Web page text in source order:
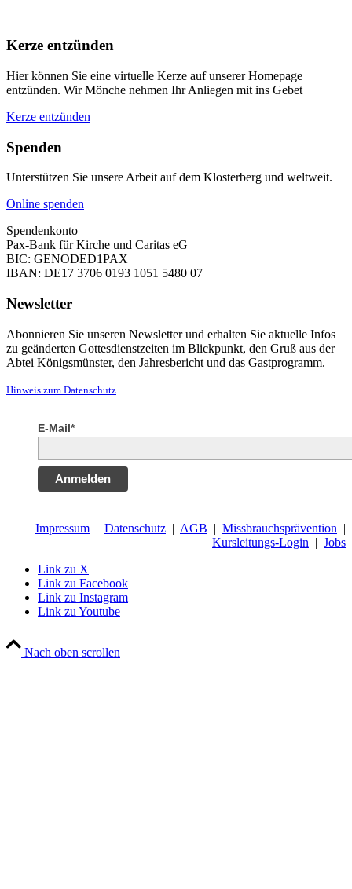
Kerze entzünden
Hier können Sie eine virtuelle Kerze auf unserer Homepage
entzünden. Wir Mönche nehmen Ihr Anliegen mit ins Gebet
Kerze entzünden
Spenden
Unterstützen Sie unsere Arbeit auf dem Klosterberg und weltweit.
Online spenden
Spendenkonto
Pax-Bank für Kirche und Caritas eG
BIC: GENODED1PAX
IBAN: DE17 3706 0193 1051 5480 07
Newsletter
Abonnieren Sie unseren Newsletter und erhalten Sie aktuelle Infos
zu geänderten Gottesdienstzeiten im Blickpunkt, den Gruß aus der
Abtei Königsmünster, den Jahresbericht und das Gastprogramm.
Hinweis zum Datenschutz
E-Mail*
Anmelden
Impressum | Datenschutz | AGB | Missbrauchsprävention |
Kursleitungs-Login | Jobs
Link zu X
Link zu Facebook
Link zu Instagram
Link zu Youtube
Nach oben scrollen